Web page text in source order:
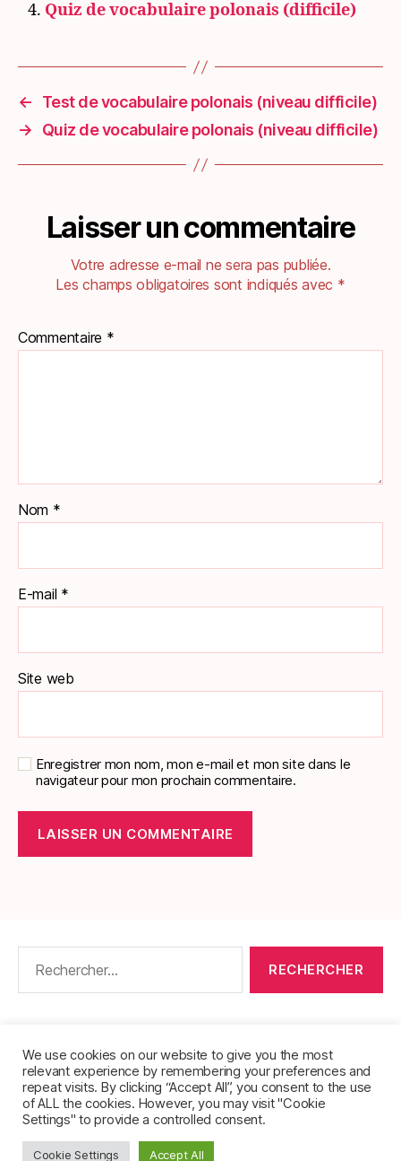
Quiz de vocabulaire polonais (difficile)
←
Test de vocabulaire polonais (niveau difficile)
→
Quiz de vocabulaire polonais (niveau difficile)
Laisser un commentaire
Votre adresse e-mail ne sera pas publiée.
Les champs obligatoires sont indiqués avec *
Commentaire *
Nom *
E-mail *
Site web
Enregistrer mon nom, mon e-mail et mon site dans le
navigateur pour mon prochain commentaire.
À PROPOS•MENTIONS LÉGALES•
POLITIQUE DE CONFIDENTIALITÉ
We use cookies on our website to give you the most
relevant experience by remembering your preferences and
repeat visits. By clicking “Accept All”, you consent to the use
of ALL the cookies. However, you may visit "Cookie
Settings" to provide a controlled consent.
Cookie Settings Accept All